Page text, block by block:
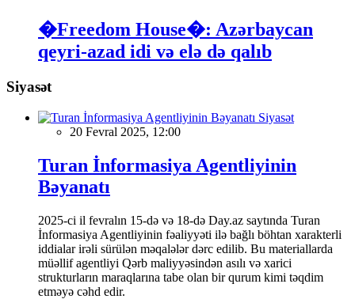
�Freedom House�: Azərbaycan
qeyri-azad idi və elə də qalıb
Siyasət
Siyasət
20 Fevral 2025, 12:00
Turan İnformasiya Agentliyinin
Bəyanatı
2025-ci il fevralın 15-də və 18-də Day.az saytında Turan
İnformasiya Agentliyinin fəaliyyəti ilə bağlı böhtan xarakterli
iddialar irəli sürülən məqalələr dərc edilib. Bu materiallarda
müəllif agentliyi Qərb maliyyəsindən asılı və xarici
strukturların maraqlarına tabe olan bir qurum kimi təqdim
etməyə cəhd edir.